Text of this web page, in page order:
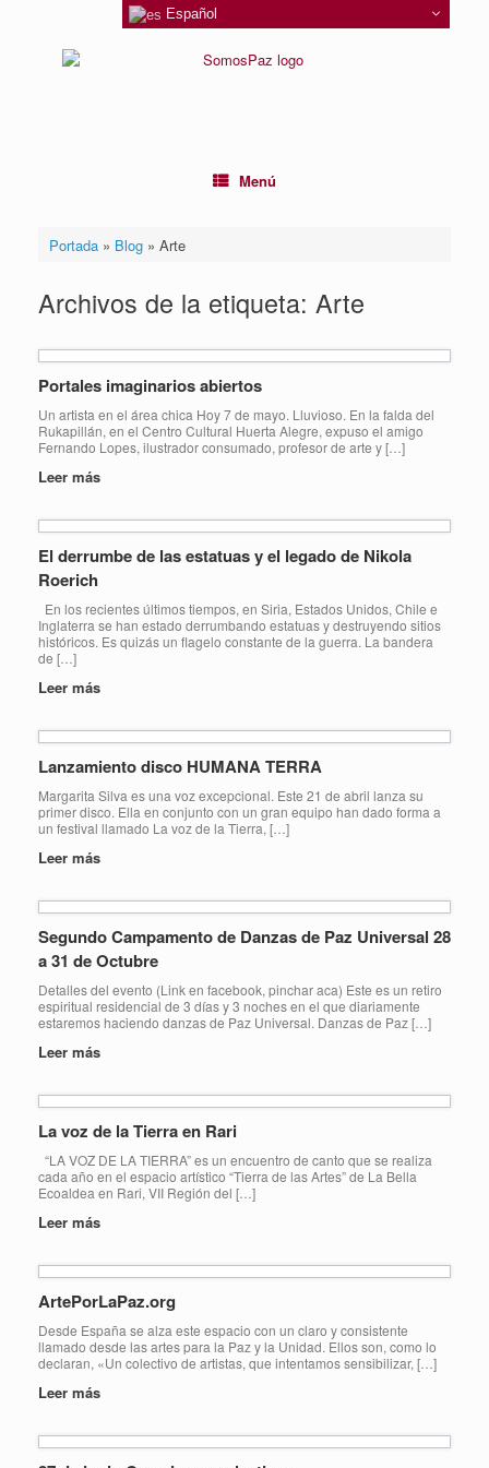
Menú
Portada» Blog» Arte
Archivos de la etiqueta: Arte
Portales imaginarios abiertos
Un artista en el área chica Hoy 7 de mayo. Lluvioso. En la falda del
Rukapillán, en el Centro Cultural Huerta Alegre, expuso el amigo
Fernando Lopes, ilustrador consumado, profesor de arte y […]
Leer más
El derrumbe de las estatuas y el legado de Nikola
Roerich
En los recientes últimos tiempos, en Siria, Estados Unidos, Chile e
Inglaterra se han estado derrumbando estatuas y destruyendo sitios
históricos. Es quizás un flagelo constante de la guerra. La bandera
de […]
Leer más
Lanzamiento disco HUMANA TERRA
Margarita Silva es una voz excepcional. Este 21 de abril lanza su
primer disco. Ella en conjunto con un gran equipo han dado forma a
un festival llamado La voz de la Tierra, […]
Leer más
Segundo Campamento de Danzas de Paz Universal 28
a 31 de Octubre
Detalles del evento (Link en facebook, pinchar aca) Este es un retiro
espiritual residencial de 3 días y 3 noches en el que diariamente
estaremos haciendo danzas de Paz Universal. Danzas de Paz […]
Leer más
La voz de la Tierra en Rari
“LA VOZ DE LA TIERRA” es un encuentro de canto que se realiza
cada año en el espacio artístico “Tierra de las Artes” de La Bella
Ecoaldea en Rari, VII Región del […]
Leer más
ArtePorLaPaz.org
Desde España se alza este espacio con un claro y consistente
llamado desde las artes para la Paz y la Unidad. Ellos son, como lo
declaran, «Un colectivo de artistas, que intentamos sensibilizar, […]
Leer más
Español